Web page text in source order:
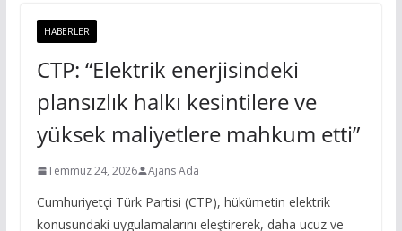
HABERLER
CTP: “Elektrik enerjisindeki
plansızlık halkı kesintilere ve
yüksek maliyetlere mahkum etti”
Temmuz 24, 2026 Ajans Ada
Cumhuriyetçi Türk Partisi (CTP), hükümetin elektrik
konusundaki uygulamalarını eleştirerek, daha ucuz ve